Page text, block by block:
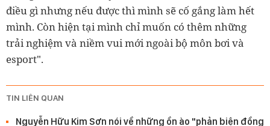
điều gì nhưng nếu được thì mình sẽ cố gắng làm hết
mình. Còn hiện tại mình chỉ muốn có thêm những
trải nghiệm và niềm vui mới ngoài bộ môn bơi và
esport".
TIN LIÊN QUAN
Nguyễn Hữu Kim Sơn nói về những ồn ào "phản biện đồng